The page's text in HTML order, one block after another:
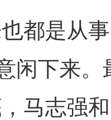
是从事
闲下来
马志强